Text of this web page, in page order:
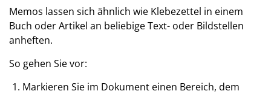
Memos lassen sich ähnlich wie Klebezettel in einem
Buch oder Artikel an beliebige Text- oder Bildstellen
anheften.
So gehen Sie vor:
Markieren Sie im Dokument einen Bereich, dem